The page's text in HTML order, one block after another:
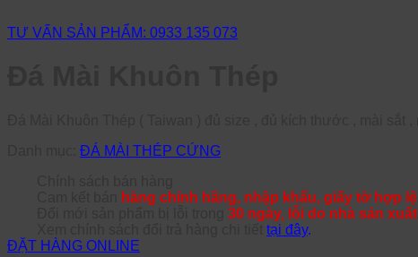
TƯ VẤN SẢN PHẨM: 0933 135 073
ĐÁ MÀI THÉP CỨNG
hàng chính hãng, nhập khẩu, giấy tờ hợp lệ
30 ngày, lỗi do nhà sản xuất
tại đây.
ĐẶT HÀNG ONLINE